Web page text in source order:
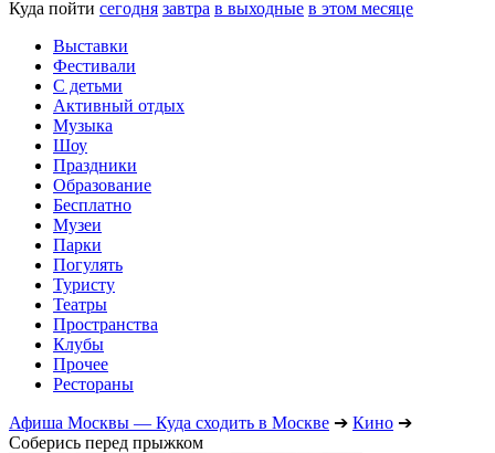
Куда пойти сегодня завтра в выходные в этом месяце
Выставки
Фестивали
С детьми
Активный отдых
Музыка
Шоу
Праздники
Образование
Бесплатно
Музеи
Парки
Погулять
Туристу
Театры
Пространства
Клубы
Прочее
Рестораны
Афиша Москвы — Куда сходить в Москве ➔ Кино ➔
Соберись перед прыжком